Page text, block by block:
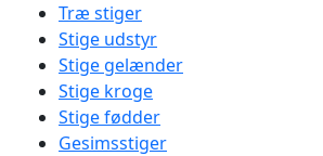
Træ stiger
Stige udstyr
Stige gelænder
Stige kroge
Stige fødder
Gesimsstiger